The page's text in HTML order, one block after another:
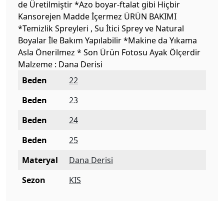
de Üretilmiştir *Azo boyar-ftalat gibi Hiçbir
Kansorejen Madde İçermez ÜRÜN BAKIMI
*Temizlik Spreyleri , Su İtici Sprey ve Natural
Boyalar İle Bakım Yapılabilir *Makine da Yıkama
Asla Önerilmez * Son Ürün Fotosu Ayak Ölçerdir
Malzeme : Dana Derisi
Beden
22
Beden
23
Beden
24
Beden
25
Materyal
Dana Derisi
Sezon
KIS